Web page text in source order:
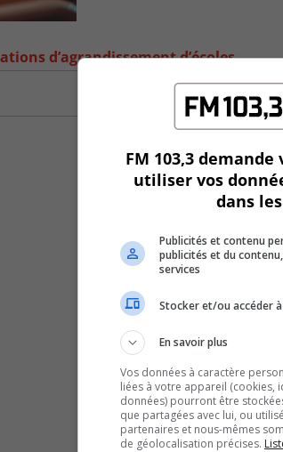
d’agrandissement d’écoles
FM 103,3
utiliser vos
dans
Publicités et contenu
publicités et du
services
Stocker et/ou accéder
En savoir plus
Vos données à caractère
liées à votre appareil (cookies,
données) pourront être
que partagées avec lui, ou
partenaires et nous-mêmes
de géolocalisation précises.